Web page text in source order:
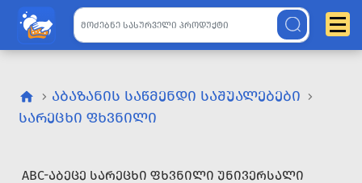
ᲐᲑᲐᲖᲐᲜᲘᲡ ᲡᲐᲬᲛᲔᲜᲓᲘ ᲡᲐᲨᲣᲐᲚᲔᲑᲔᲑᲘ
ᲡᲐᲠᲔᲪᲮᲘ ᲤᲮᲕᲜᲘᲚᲘ
ABC-ᲐᲑᲔᲪᲔ ᲡᲐᲠᲔᲪᲮᲘ ᲤᲮᲕᲜᲘᲚᲘ ᲣᲜᲘᲕᲔᲠᲡᲐᲚᲘ